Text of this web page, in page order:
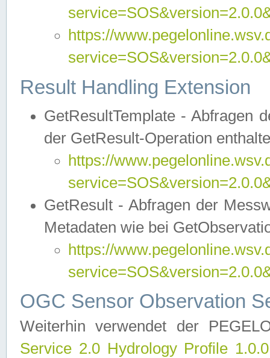
https://
Result Handling Extension
GetResultTemplate - Abfragen
der GetResult-Operation
https://
GetResult - Abfragen der
Metadaten wie bei
https://
OGC Sensor Observation
Weiterhin verwendet der
Service 2.0 Hydrology Profile